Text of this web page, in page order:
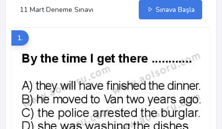
11 Mart Deneme Sınavı Sınava Başla
1.